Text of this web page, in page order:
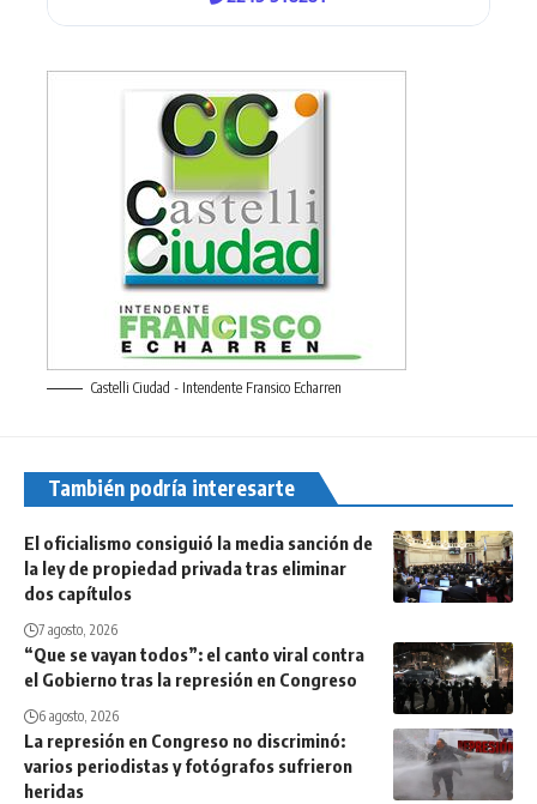
Castelli Ciudad - Intendente Fransico Echarren
También podría interesarte
El oficialismo consiguió la media sanción de
la ley de propiedad privada tras eliminar
dos capítulos
7 agosto, 2026
“Que se vayan todos”: el canto viral contra
el Gobierno tras la represión en Congreso
6 agosto, 2026
La represión en Congreso no discriminó:
varios periodistas y fotógrafos sufrieron
heridas